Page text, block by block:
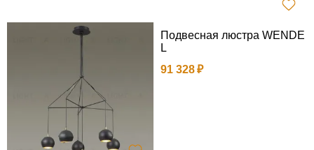
Подвесная люстра WENDE
L
91 328